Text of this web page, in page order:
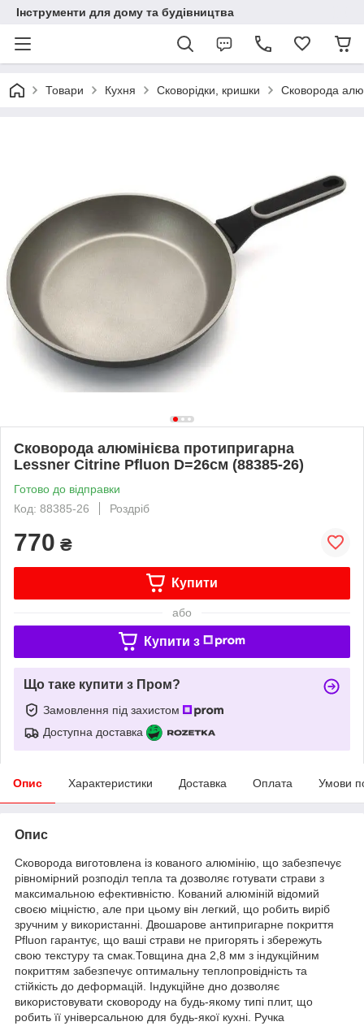
Інструменти для дому та будівництва
Товари Кухня Сковорідки, кришки Сковорода
Сковорода алюмінієва протипригарна
Lessner Citrine Pfluon D=26см (88385-26)
Готово до відправки
Код: 88385-26
Роздріб
770 ₴
Купити
або
Купити з
Що таке купити з Пром?
Замовлення під захистом
Доступна доставка
Опис Характеристики Доставка Оплата Умови
Опис
Сковорода виготовлена із кованого алюмінію, що забезпечує
рівномірний розподіл тепла та дозволяє готувати страви з
максимальною ефективністю. Кований алюміній відомий
своєю міцністю, але при цьому він легкий, що робить виріб
зручним у використанні. Двошарове антипригарне покриття
Pfluon гарантує, що ваші страви не пригорять і збережуть
свою текстуру та смак.Товщина дна 2,8 мм з індукційним
покриттям забезпечує оптимальну теплопровідність та
стійкість до деформацій. Індукційне дно дозволяє
використовувати сковороду на будь-якому типі плит, що
робить її універсальною для будь-якої кухні. Ручка